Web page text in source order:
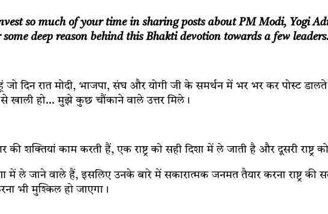
so much of your time in sharing posts about PM Modi, Yogi
deep reason behind this Bhakti devotion towards a few
दिन रात मोदी, भाजपा, संघ और योगी जी के समर्थन में भर भर कर पोस्ट
खाली हो… मुझे कुछ चौंकाने वाले उत्तर मिले।
की शक्तियां काम करती हैं, एक राष्ट्र को सही दिशा में ले जाती है और दूसरी राष्ट्र
में ले जाने वाले हैं, इसलिए उनके बारे में सकारात्मक जनमत तैयार करना राष्ट्र
भी मुश्किल हो जाएगा।